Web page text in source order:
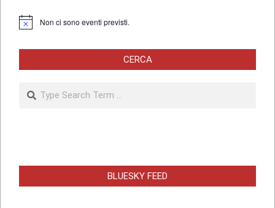
Notice Non ci sono eventi previsti.
CERCA
Search
BLUESKY FEED